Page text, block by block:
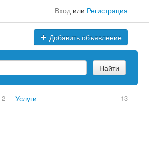
Вход или Регистрация
Добавить объявление
Найти
2 Услуги 13